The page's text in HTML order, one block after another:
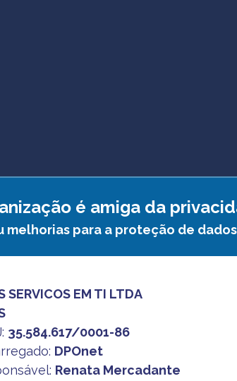
é amiga da
melhorias para a proteção de
SERVICOS EM TI LTDA
: 35.584.617/0001-86
DPOnet
Renata Mercadante